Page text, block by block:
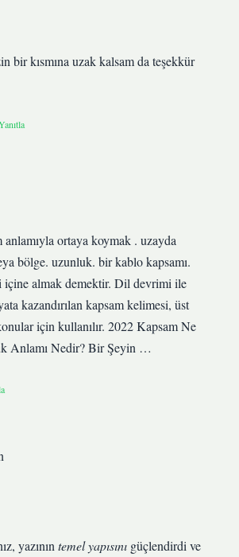
bir kısmına uzak kalsam da teşekkür
ortaya koymak . uzayda
bölge. uzunluk. bir kablo kapsamı.
içine almak demektir. Dil devrimi ile
kazandırılan kapsam kelimesi, üst
için kullanılır. 2022 Kapsam Ne
Anlamı Nedir? Bir Şeyin …
yazının temel yapısını güçlendirdi ve